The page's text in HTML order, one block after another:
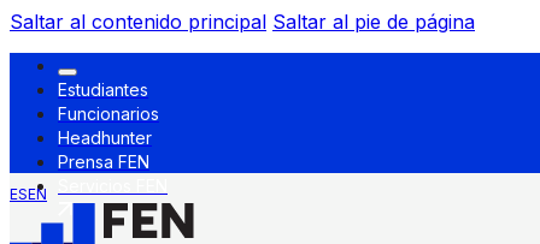
Saltar al contenido principal Saltar al pie de página
Estudiantes
Funcionarios
Headhunter
Prensa FEN
ESEN